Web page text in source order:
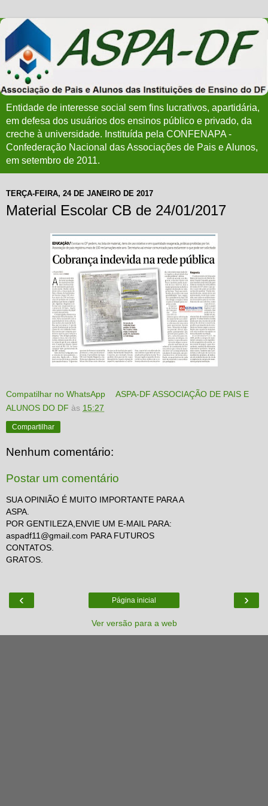
Entidade de interesse social sem fins lucrativos, apartidária,
em defesa dos usuários dos ensinos público e privado, da
creche à universidade. Instituída pela CONFENAPA -
Confederação Nacional das Associações de Pais e Alunos,
em setembro de 2011.
TERÇA-FEIRA, 24 DE JANEIRO DE 2017
Material Escolar CB de 24/01/2017
Compatilhar no WhatsApp
ASPA-DF ASSOCIAÇÃO DE PAIS E
ALUNOS DO DF às 15:27
Compartilhar
Nenhum comentário:
Postar um comentário
SUA OPINIÃO É MUITO IMPORTANTE PARA A
ASPA.
POR GENTILEZA,ENVIE UM E-MAIL PARA:
aspadf11@gmail.com PARA FUTUROS
CONTATOS.
GRATOS.
‹ ›
Página inicial
Ver versão para a web